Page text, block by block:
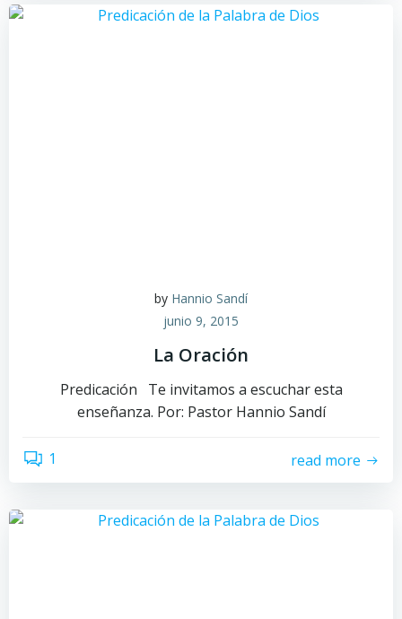
by Hannio Sandí
junio 9, 2015
La Oración
Predicación Te invitamos a escuchar esta
enseñanza. Por: Pastor Hannio Sandí
1 read more